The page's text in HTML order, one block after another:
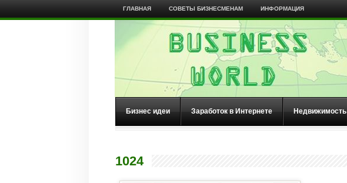
ГЛАВНАЯ СОВЕТЫ БИЗНЕСМЕНАМ ИНФОРМАЦИЯ
Бизнес идеи Заработок в Интернете Недвижимость
1024